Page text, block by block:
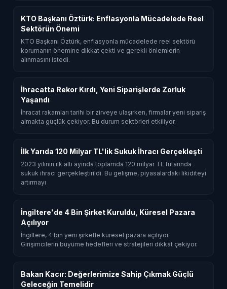
KTO Başkanı Öztürk: Enflasyonla Mücadelede Reel
Sektörün Önemi
KTO Başkanı Öztürk, enflasyonla mücadelede reel sektörü
korumanın önemine dikkat çekti ve gerekli önlemlerin
alınmasını istedi.
İhracatta Rekor Kırdı, Yeni Siparişlerde Zorluk
Yaşandı
İhracat rakamları tarihi bir zirveye ulaşırken, firmalar yeni sipariş
almakta güçlük çekiyor. Bu durum sektörleri etkiliyor.
İlk Yarıda 120 Milyar TL'lik Sukuk İhracı Gerçekleşti
2023 yılının ilk altı ayında toplamda 120 milyar TL tutarında
sukuk ihracı gerçekleştirildi. Bu gelişme, piyasalardaki likiditeyi
artırmayı
İngiltere'de 4 Bin Şirket Kuruldu, Küresel Pazara
Açılıyor
İngiltere, 4 bin yeni şirketle küresel pazara açılıyor.
Girişimcilerin büyüme hedefleri ve stratejileri dikkat çekiyor.
Bakan Kacır: Değerlerimize Sahip Çıkmak Güçlü
Geleceğin Temelidir